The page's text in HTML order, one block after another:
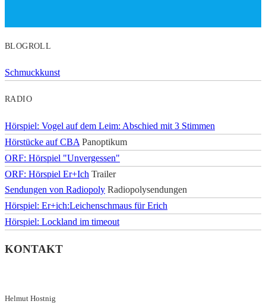
BLOGROLL
Schmuckkunst
RADIO
Hörspiel: Vogel auf dem Leim: Abschied mit 3 Stimmen
Hörstücke auf CBA Panoptikum
ORF: Hörspiel "Unvergessen"
ORF: Hörspiel Er+Ich Trailer
Sendungen von Radiopoly Radiopolysendungen
Hörspiel: Er+ich:Leichenschmaus für Erich
Hörspiel: Lockland im timeout
KONTAKT
Helmut Hostnig